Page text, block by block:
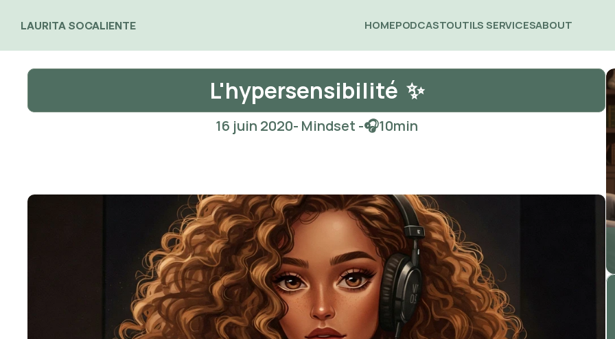
LAURITA SOCALIENTE HOMEPODCASTOUTILS SERVICESABOUT
L'hypersensibilité  ✨
16 juin 2020- Mindset -🎧10min